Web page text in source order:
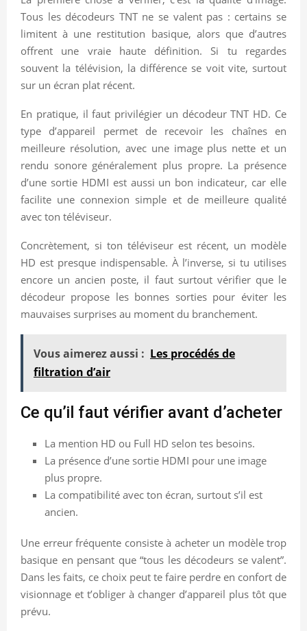
Tous les décodeurs TNT ne se valent pas : certains se
limitent à une restitution basique, alors que d’autres
offrent une vraie haute définition. Si tu regardes
souvent la télévision, la différence se voit vite, surtout
sur un écran plat récent.
En pratique, il faut privilégier un décodeur TNT HD. Ce
type d’appareil permet de recevoir les chaînes en
meilleure résolution, avec une image plus nette et un
rendu sonore généralement plus propre. La présence
d’une sortie HDMI est aussi un bon indicateur, car elle
facilite une connexion simple et de meilleure qualité
avec ton téléviseur.
Concrètement, si ton téléviseur est récent, un modèle
HD est presque indispensable. À l’inverse, si tu utilises
encore un ancien poste, il faut surtout vérifier que le
décodeur propose les bonnes sorties pour éviter les
mauvaises surprises au moment du branchement.
Vous aimerez aussi : Les procédés de
filtration d’air
Ce qu’il faut vérifier avant d’acheter
La mention HD ou Full HD selon tes besoins.
La présence d’une sortie HDMI pour une image
plus propre.
La compatibilité avec ton écran, surtout s’il est
ancien.
Une erreur fréquente consiste à acheter un modèle trop
basique en pensant que “tous les décodeurs se valent”.
Dans les faits, ce choix peut te faire perdre en confort de
visionnage et t’obliger à changer d’appareil plus tôt que
prévu.